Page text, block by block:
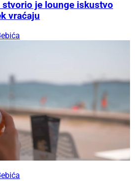
je lounge iskustvo
vraćaju